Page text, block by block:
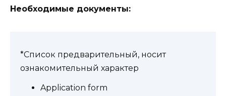
Необходимые документы:
*Список предварительный, носит
ознакомительный характер
Application form